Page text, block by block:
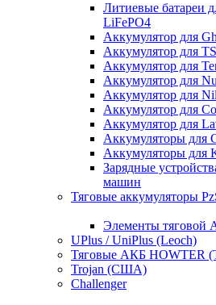
Литиевые батареи
LiFePO4
Аккумулятор для
Аккумулятор для
Аккумулятор для
Аккумулятор для
Аккумулятор для
Аккумулятор для
Аккумулятор для
Аккумуляторы для
Аккумуляторы для
Зарядные
машин
Тяговые аккумуляторы
Элементы тяговой
UPlus / UniPlus (Leoch)
Тяговые АКБ HOWTER
Trojan (США)
Challenger